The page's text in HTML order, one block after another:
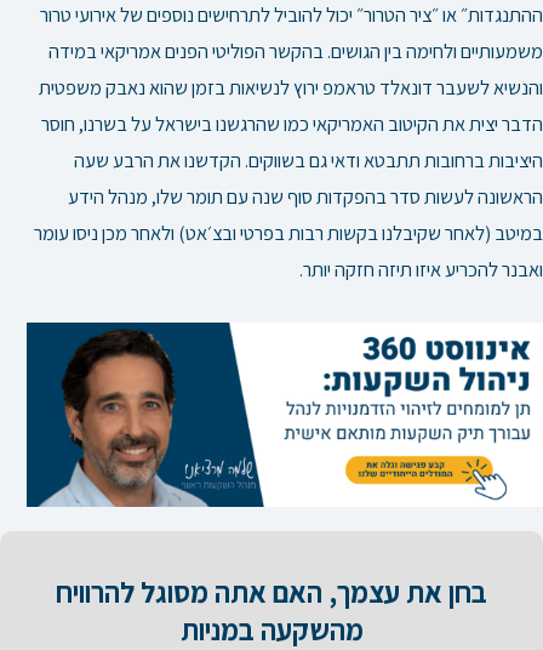
ההתנגדות״ או ״ציר הטרור״ יכול להוביל לתרחישים נוספים של אירועי טרור
משמעותיים ולחימה בין הגושים. בהקשר הפוליטי הפנים אמריקאי במידה
והנשיא לשעבר דונאלד טראמפ ירוץ לנשיאות בזמן שהוא נאבק משפטית
הדבר יצית את הקיטוב האמריקאי כמו שהרגשנו בישראל על בשרנו, חוסר
היציבות ברחובות תתבטא ודאי גם בשווקים. הקדשנו את הרבע שעה
הראשונה לעשות סדר בהפקדות סוף שנה עם תומר שלו, מנהל הידע
במיטב (לאחר שקיבלנו בקשות רבות בפרטי ובצ׳אט) ולאחר מכן ניסו עומר
ואבנר להכריע איזו תיזה חזקה יותר.
בחן את עצמך, האם אתה מסוגל להרוויח
מהשקעה במניות​